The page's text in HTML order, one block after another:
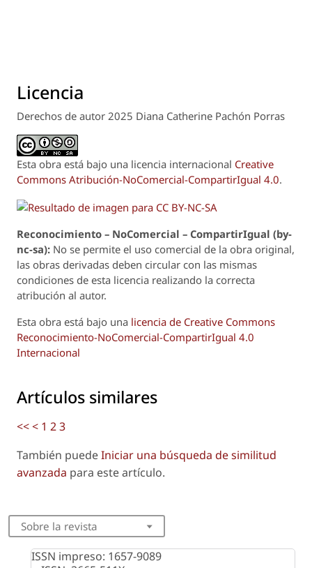
Licencia
Derechos de autor 2025 Diana Catherine Pachón Porras
Esta obra está bajo una licencia internacional Creative
Commons Atribución-NoComercial-CompartirIgual 4.0.
Reconocimiento – NoComercial – CompartirIgual (by-
nc-sa): No se permite el uso comercial de la obra original,
las obras derivadas deben circular con las mismas
condiciones de esta licencia realizando la correcta
atribución al autor.
Esta obra está bajo una licencia de Creative Commons
Reconocimiento-NoComercial-CompartirIgual 4.0
Internacional
Artículos similares
<<< 1 23
También puedeIniciar una búsqueda de similitud
avanzada para este artículo.
Sobre la revista
ISSN impreso: 1657-9089